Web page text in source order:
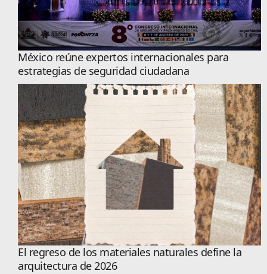
México reúne expertos internacionales para
estrategias de seguridad ciudadana
El regreso de los materiales naturales define la
arquitectura de 2026